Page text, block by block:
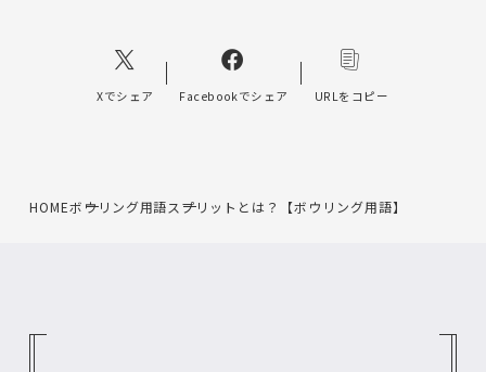
Xでシェア Facebookでシェア URLをコピー
HOMEボウリング用語スプリットとは？【ボウリング用語】